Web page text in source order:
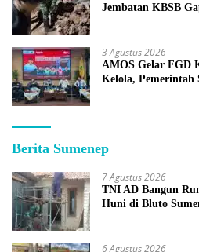
Jembatan KBSB
3 Agustus 2026
AMOS Gelar FGD
Kelola, Pemerintah
Berita Sumenep
7 Agustus 2026
TNI AD Bangun
Huni di Bluto
6 Agustus 2026